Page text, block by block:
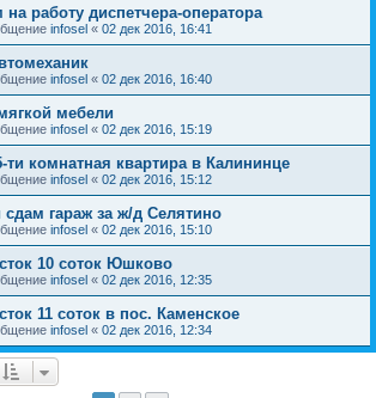
работу диспетчера-оператора
infosel « 02 дек 2016, 16:41
infosel « 02 дек 2016, 16:40
мебели
infosel « 02 дек 2016, 15:19
ти комнатная квартира в Калининце
infosel « 02 дек 2016, 15:12
гараж за ж/д Селятино
infosel « 02 дек 2016, 15:10
10 соток Юшково
infosel « 02 дек 2016, 12:35
11 соток в пос. Каменское
infosel « 02 дек 2016, 12:34